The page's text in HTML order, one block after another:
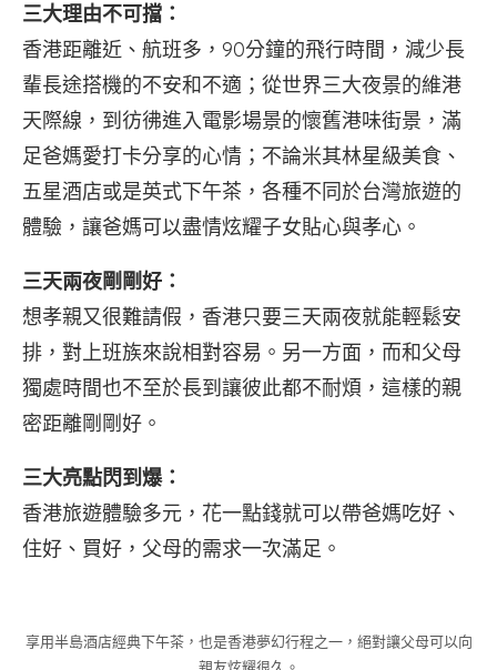
三大理由不可擋：
香港距離近、航班多，90分鐘的飛行時間，減少長
輩長途搭機的不安和不適；從世界三大夜景的維港
天際線，到彷彿進入電影場景的懷舊港味街景，滿
足爸媽愛打卡分享的心情；不論米其林星級美食、
五星酒店或是英式下午茶，各種不同於台灣旅遊的
體驗，讓爸媽可以盡情炫耀子女貼心與孝心。
三天兩夜剛剛好：
想孝親又很難請假，香港只要三天兩夜就能輕鬆安
排，對上班族來說相對容易。另一方面，而和父母
獨處時間也不至於長到讓彼此都不耐煩，這樣的親
密距離剛剛好。
三大亮點閃到爆：
香港旅遊體驗多元，花一點錢就可以帶爸媽吃好、
住好、買好，父母的需求一次滿足。
享用半島酒店經典下午茶，也是香港夢幻行程之一，絕對讓父母可以向
親友炫耀很久。